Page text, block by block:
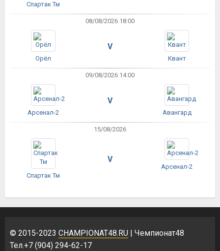
Спартак Тм
08/08/2026 18:00
Орёл
V
Квант
09/08/2026 14:00
Арсенал-2
V
Авангард
15/08/2026
Спартак Тм
V
Арсенал-2
© 2015-2023 CHAMPIONAT48.RU | Чемпионат48
Тел.+7 (904) 294-62-17